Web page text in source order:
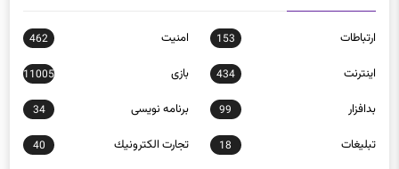
ارتباطات 153 امنيت 462
اينترنت 434 بازی 11005
بدافزار 99 برنامه نويسی 34
تبلیغات 18 تجارت الكترونيك 40